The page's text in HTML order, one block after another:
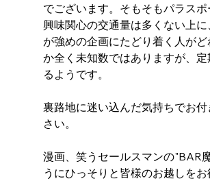
でございます。そもそもパラス
興味関心の交通量は多くない上
が強めの企画にたどり着く人がど
か全く未知数ではありますが、
るようです。
裏路地に迷い込んだ気持ちでお
さい。
漫画、笑うセールスマンの"BAR
うにひっそりと皆様のお越しをお